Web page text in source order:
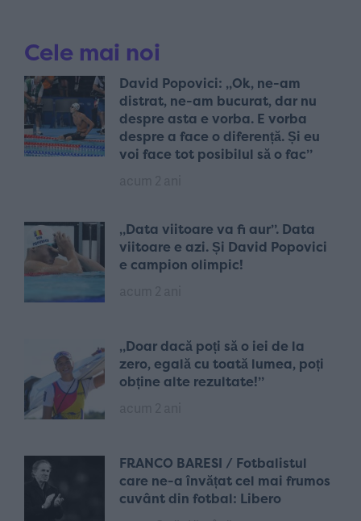
Cele mai noi
David Popovici: „Ok, ne-am
distrat, ne-am bucurat, dar nu
despre asta e vorba. E vorba
despre a face o diferență. Și eu
voi face tot posibilul să o fac”
„Data viitoare va fi aur”. Data
viitoare e azi. Și David Popovici
e campion olimpic!
„Doar dacă poți să o iei de la
zero, egală cu toată lumea, poți
obține alte rezultate!”
FRANCO BARESI / Fotbalistul
care ne-a învățat cel mai frumos
cuvânt din fotbal: Libero